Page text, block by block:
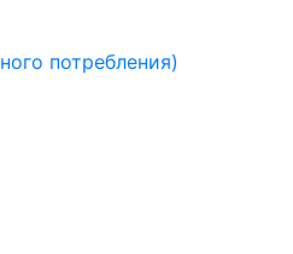
потребления)